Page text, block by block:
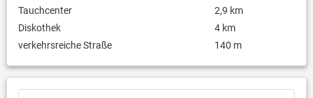
Tauchcenter
2,9 km
Diskothek
4 km
verkehrsreiche Straße
140 m